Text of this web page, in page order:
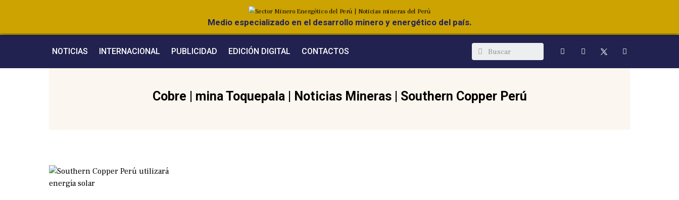
Medio especializado en el desarrollo minero y energético del país.
NOTICIAS INTERNACIONAL PUBLICIDAD EDICIÓN DIGITAL CONTACTOS
Cobre mina Toquepala| Noticias Mineras| Southern Copper Perú